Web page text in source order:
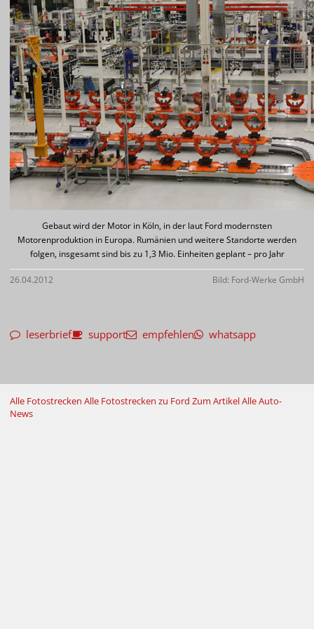
Gebaut wird der Motor in Köln, in der laut Ford modernsten
Motorenproduktion in Europa. Rumänien und weitere Standorte werden
folgen, insgesamt sind bis zu 1,3 Mio. Einheiten geplant – pro Jahr
26.04.2012 Bild: Ford-Werke GmbH
leserbrief support empfehlen whatsapp
Alle Fotostrecken Alle Fotostrecken zu Ford Zum ArtikelAlle Auto-
News